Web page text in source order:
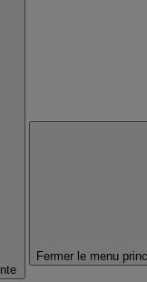
Fermer le menu